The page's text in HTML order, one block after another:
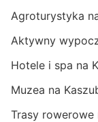
Agroturystyka
Aktywny
Hotele i spa na
Muzea na
Trasy rowerowe